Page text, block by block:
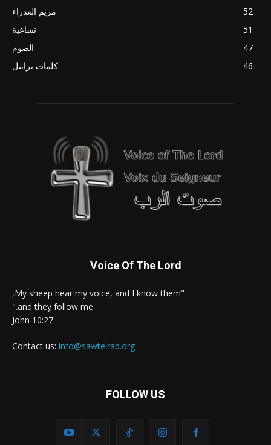
مريم العذراء
52
تساعية
51
الصوم
47
كلمات تراتيل
46
Voice Of The Lord
"My sheep hear my voice, and I know them,
and they follow me."
John 10:27
Contact us: info@sawtelrab.org
FOLLOW US